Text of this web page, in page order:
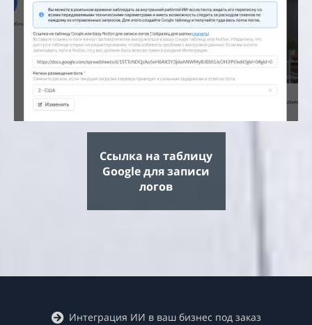
Ссылка на таблицу
Google для записи
логов
Интеграция ИИ в ваш бизнес под заказ